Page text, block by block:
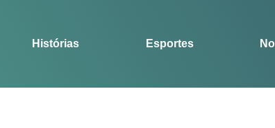
Histórias Esportes